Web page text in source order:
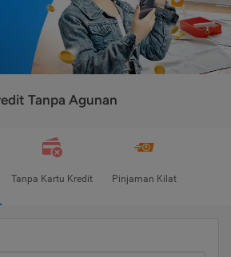
Tanpa Agunan
Tanpa Kartu Kredit Pinjaman Kilat